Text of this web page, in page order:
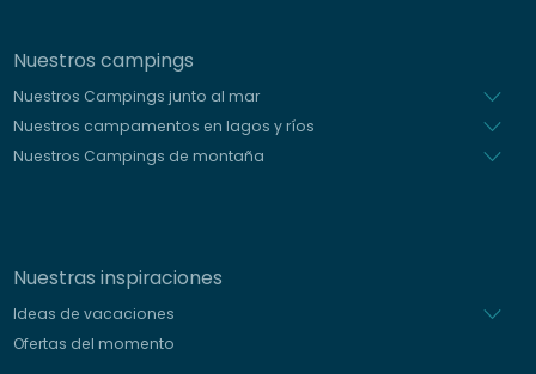
Nuestros campings
Nuestros Campings junto al mar
Nuestros campamentos en lagos y ríos
Nuestros Campings de montaña
Nuestras inspiraciones
Ideas de vacaciones
Ofertas del momento